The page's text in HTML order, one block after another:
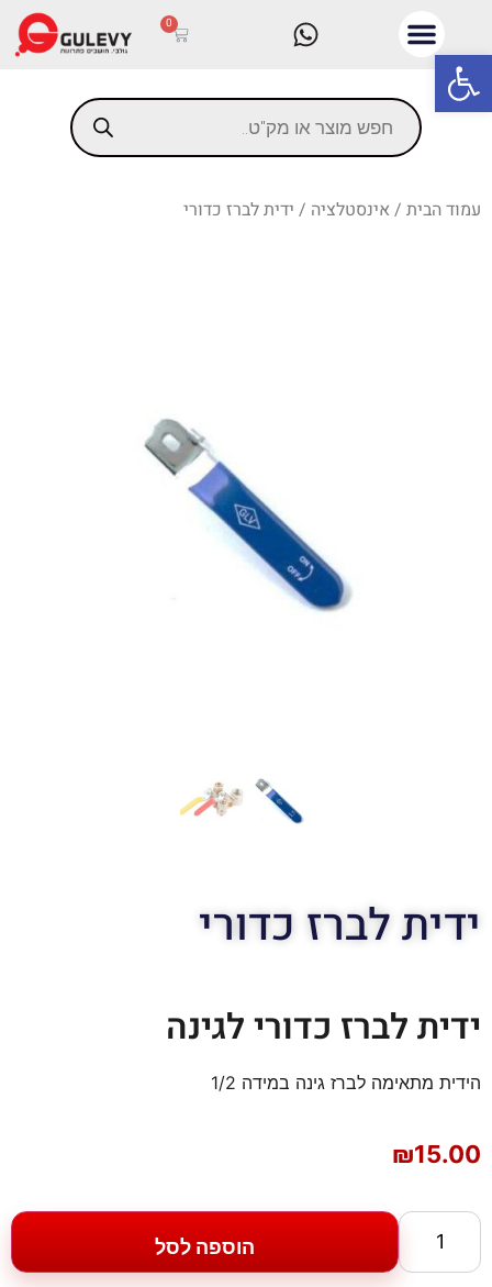
פתח סרגל נגישות
0
עמוד הבית / אינסטלציה / ידית לברז כדורי
ידית לברז כדורי
ידית לברז כדורי לגינה
הידית מתאימה לברז גינה במידה 1/2
₪15.00
הוספה לסל